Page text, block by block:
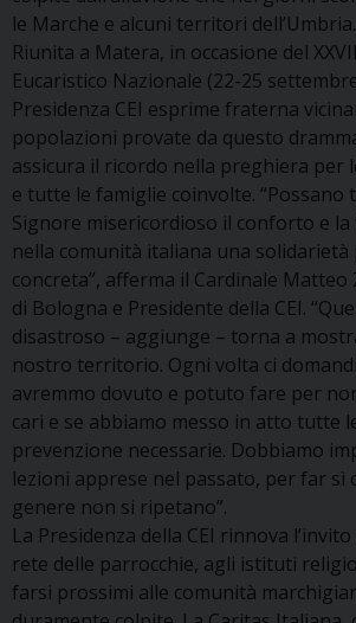
le Marche e alcuni territori dell’Umbria.
Riunita a Matera, in occasione del
Eucaristico Nazionale (22-25
Presidenza CEI esprime fraterna
popolazioni provate da questo
assicura il ricordo nella preghiera per
e tutte le famiglie coinvolte. “Possano
Signore misericordioso il conforto e la
nella comunità italiana una solidarietà
concreta”, afferma il Cardinale Matteo
di Bologna e Presidente della CEI.
disastroso – aggiunge – torna a
nostro territorio. Ogni volta ci
avremmo dovuto e potuto fare per
cari e se abbiamo messo in atto tutte
prevenzione necessarie. Dobbiamo
lezioni apprese nel passato, per far sì
genere non si ripetano”.
La Presidenza della CEI rinnova
rete delle parrocchie, agli istituti
farsi prossimi alle comunità